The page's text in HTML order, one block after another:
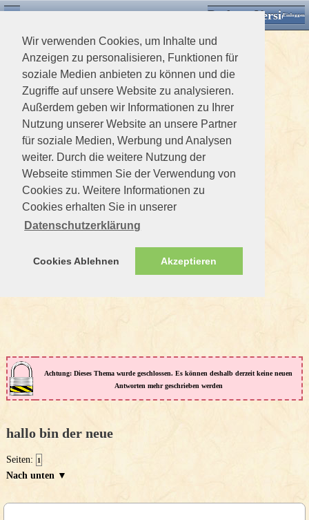
Wir verwenden Cookies, um Inhalte und
Anzeigen zu personalisieren, Funktionen für
soziale Medien anbieten zu können und die
Zugriffe auf unsere Website zu analysieren.
Außerdem geben wir Informationen zu Ihrer
Nutzung unserer Website an unsere Partner
für soziale Medien, Werbung und Analysen
weiter. Durch die weitere Nutzung der
Webseite stimmen Sie der Verwendung von
Cookies zu. Weitere Informationen zu
Cookies erhalten Sie in unserer
Datenschutzerklärung
Cookies Ablehnen Akzeptieren
Desktop VersionEinloggen
Achtung: Dieses Thema wurde geschlossen. Es können deshalb derzeit keine neuen
Antworten mehr geschrieben werden
hallo bin der neue
Seiten: 1
Nach unten ▼